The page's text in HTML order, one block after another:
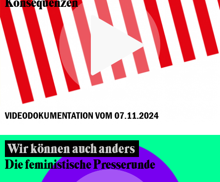
VIDEODOKUMENTATION VOM 07.11.2024
Wir können auch anders
Die feministische Presserunde